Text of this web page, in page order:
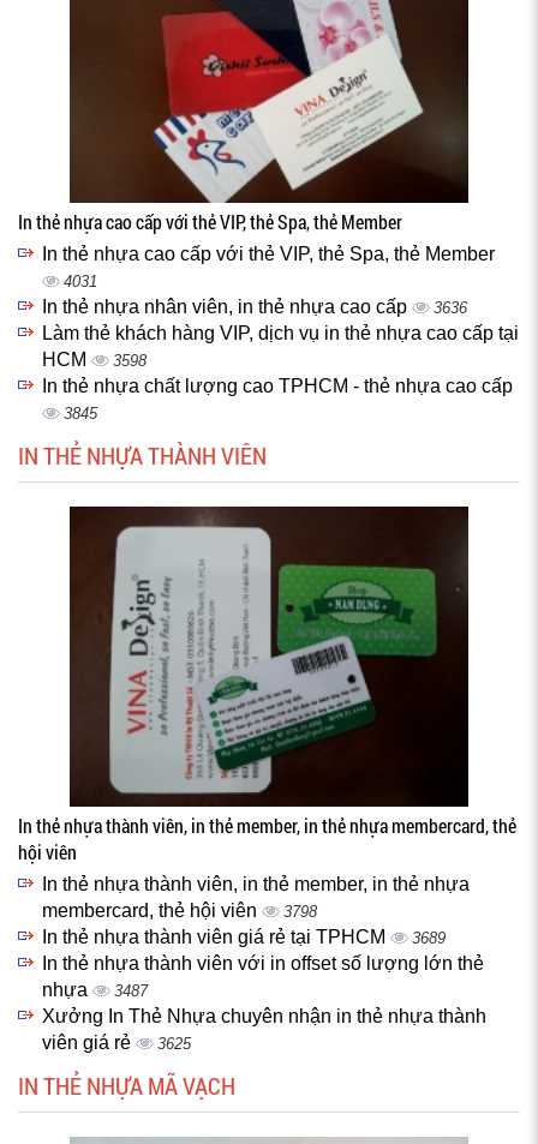
In thẻ nhựa cao cấp với thẻ VIP, thẻ Spa, thẻ Member
In thẻ nhựa cao cấp với thẻ VIP, thẻ Spa, thẻ Member
4031
In thẻ nhựa nhân viên, in thẻ nhựa cao cấp 3636
Làm thẻ khách hàng VIP, dịch vụ in thẻ nhựa cao cấp tại
HCM
3598
In thẻ nhựa chất lượng cao TPHCM - thẻ nhựa cao cấp
3845
IN THẺ NHỰA THÀNH VIÊN
In thẻ nhựa thành viên, in thẻ member, in thẻ nhựa membercard, thẻ
hội viên
In thẻ nhựa thành viên, in thẻ member, in thẻ nhựa
membercard, thẻ hội viên
3798
In thẻ nhựa thành viên giá rẻ tại TPHCM 3689
In thẻ nhựa thành viên với in offset số lượng lớn thẻ
nhựa
3487
Xưởng In Thẻ Nhựa chuyên nhận in thẻ nhựa thành
viên giá rẻ
3625
IN THẺ NHỰA MÃ VẠCH